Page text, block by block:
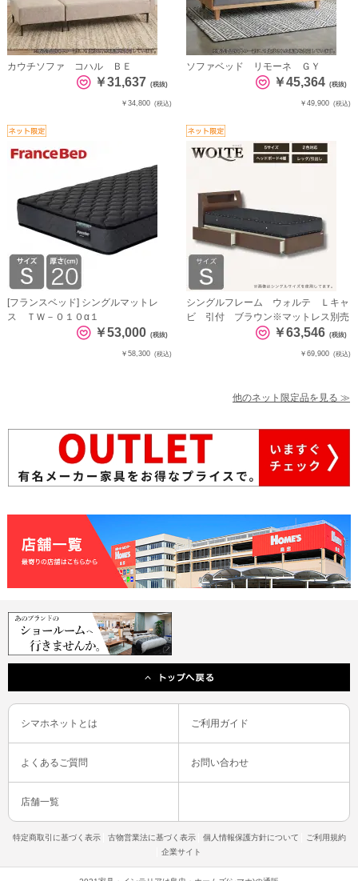
カウチソファ コハル ＢＥ
￥31,637 (税抜)
￥34,800 (税込)
ソファベッド リモーネ ＧＹ
￥45,364 (税抜)
￥49,900 (税込)
[フランスベッド] シングルマットレ
ス ＴＷ－０１０α１
￥53,000 (税抜)
￥58,300 (税込)
シングルフレーム ウォルテ Ｌキャ
ビ 引付 ブラウン※マットレス別売
￥63,546 (税抜)
￥69,900 (税込)
他のネット限定品を見る ≫
シマホネットとは ご利用ガイド
よくあるご質問 お問い合わせ
店舗一覧
特定商取引に基づく表示 古物営業法に基づく表示 個人情報保護方針について
ご利用規約
企業サイト